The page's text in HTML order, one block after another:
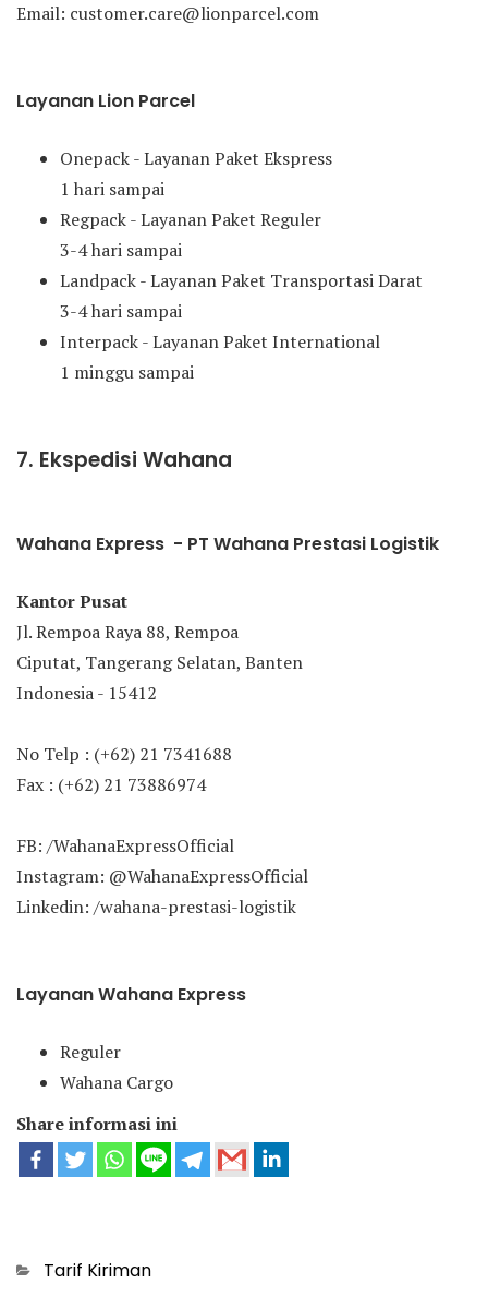
Email: customer.care@lionparcel.com
Layanan Lion Parcel
Onepack - Layanan Paket Ekspress
1 hari sampai
Regpack - Layanan Paket Reguler
3-4 hari sampai
Landpack - Layanan Paket Transportasi Darat
3-4 hari sampai
Interpack - Layanan Paket International
1 minggu sampai
7. Ekspedisi Wahana
Wahana Express - PT Wahana Prestasi Logistik
Kantor Pusat
Jl. Rempoa Raya 88, Rempoa
Ciputat, Tangerang Selatan, Banten
Indonesia - 15412
No Telp : (+62) 21 7341688
Fax : (+62) 21 73886974
FB: /WahanaExpressOfficial
Instagram: @WahanaExpressOfficial
Linkedin: /wahana-prestasi-logistik
Layanan Wahana Express
Reguler
Wahana Cargo
Share informasi ini
Categories
Tarif Kiriman